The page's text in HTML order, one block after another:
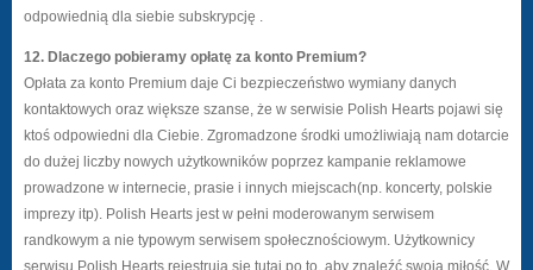
odpowiednią dla siebie subskrypcję .
12. Dlaczego pobieramy opłatę za konto Premium?
Opłata za konto Premium daje Ci bezpieczeństwo wymiany danych
kontaktowych oraz większe szanse, że w serwisie Polish Hearts pojawi się
ktoś odpowiedni dla Ciebie. Zgromadzone środki umożliwiają nam dotarcie
do dużej liczby nowych użytkowników poprzez kampanie reklamowe
prowadzone w internecie, prasie i innych miejscach(np. koncerty, polskie
imprezy itp). Polish Hearts jest w pełni moderowanym serwisem
randkowym a nie typowym serwisem społecznościowym. Użytkownicy
serwisu Polish Hearts rejestrują się tutaj po to, aby znaleźć swoją miłość. W